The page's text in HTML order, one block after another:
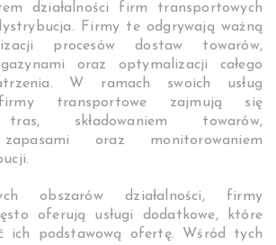
działalności firm transportowych
Firmy te odgrywają ważną
procesów dostaw towarów,
oraz optymalizacji całego
W ramach swoich usług
firmy transportowe zajmują się
tras, składowaniem towarów,
zapasami oraz monitorowaniem
obszarów działalności, firmy
oferują usługi dodatkowe, które
ich podstawową ofertę. Wśród tych